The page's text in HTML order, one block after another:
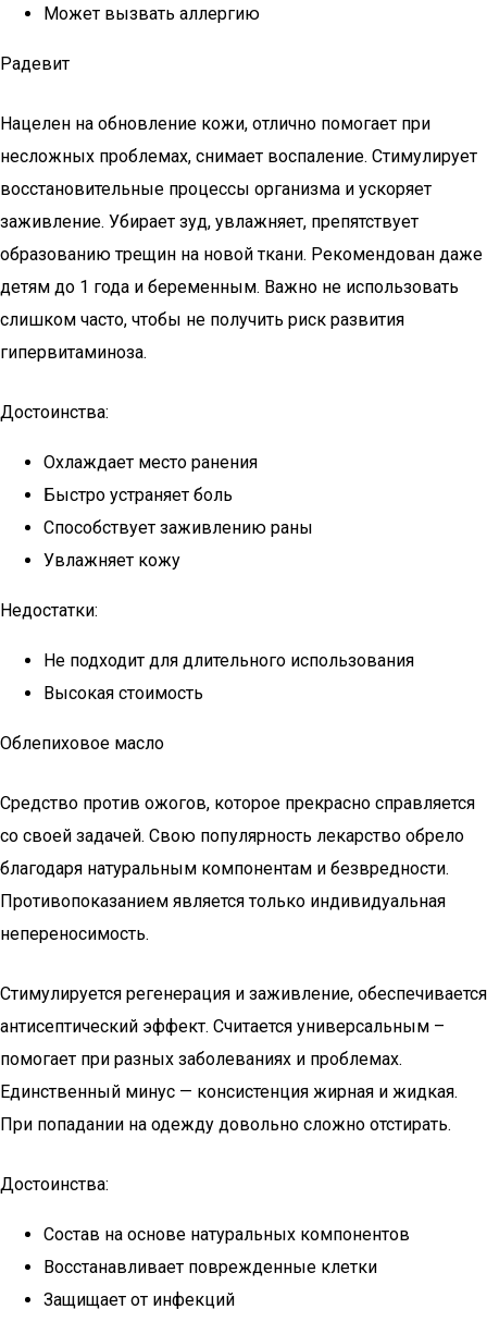
Может вызвать аллергию
Радевит
Нацелен на обновление кожи, отлично помогает при
несложных проблемах, снимает воспаление. Стимулирует
восстановительные процессы организма и ускоряет
заживление. Убирает зуд, увлажняет, препятствует
образованию трещин на новой ткани. Рекомендован даже
детям до 1 года и беременным. Важно не использовать
слишком часто, чтобы не получить риск развития
гипервитаминоза.
Достоинства:
Охлаждает место ранения
Быстро устраняет боль
Способствует заживлению раны
Увлажняет кожу
Недостатки:
Не подходит для длительного использования
Высокая стоимость
Облепиховое масло
Средство против ожогов, которое прекрасно справляется
со своей задачей. Свою популярность лекарство обрело
благодаря натуральным компонентам и безвредности.
Противопоказанием является только индивидуальная
непереносимость.
Стимулируется регенерация и заживление, обеспечивается
антисептический эффект. Считается универсальным –
помогает при разных заболеваниях и проблемах.
Единственный минус — консистенция жирная и жидкая.
При попадании на одежду довольно сложно отстирать.
Достоинства:
Состав на основе натуральных компонентов
Восстанавливает поврежденные клетки
Защищает от инфекций